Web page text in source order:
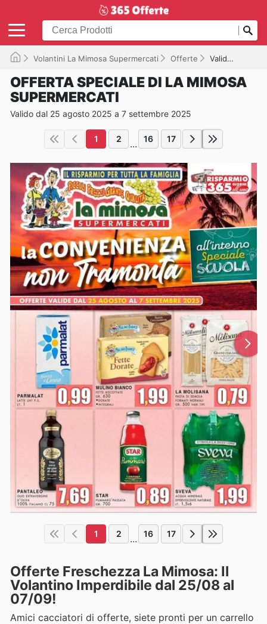
Volantini La Mimosa Supermercati Offerte Valido fino a 07/09/2025
OFFERTA SPECIALE DI LA MIMOSA
SUPERMERCATI
Valido dal 25 agosto 2025 a 7 settembre 2025
1 2 ... 16 17
1 2 ... 16 17
Offerte Freschezza La Mimosa: Il
Volantino Imperdibile dal 25/08 al
07/09!
Amici cacciatori di offerte, siete pronti per un carrello